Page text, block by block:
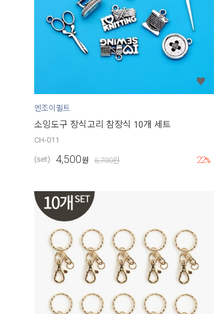
엔조이퀼트
소잉도구 장식고리 참장식 10개 세트
CH-011
(set) 4,500원 5,700원 22%